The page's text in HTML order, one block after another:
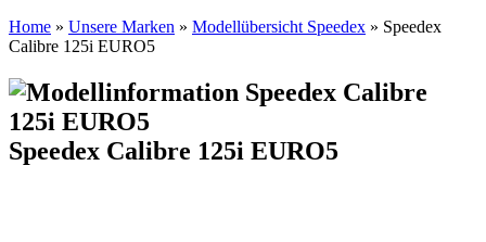
Home » Unsere Marken » Modellübersicht Speedex » Speedex
Calibre 125i EURO5
Speedex Calibre 125i EURO5